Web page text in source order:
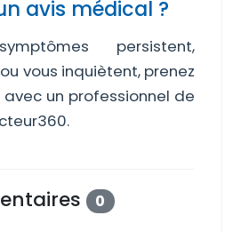
avis médical ?
persistent,
vous inquiètent, prenez
un professionnel de
0